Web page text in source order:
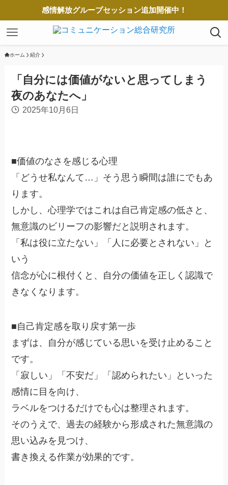
感情解放グループセッション追加開催中！
ホーム 紹介
「自分には価値がないと思ってしまう
夜のあなたへ」
2025年10月6日
■価値のなさを感じる心理
「どうせ私なんて…」そう思う瞬間は誰にでもあ
ります。
しかし、心理学ではこれは自己肯定感の低さと、
無意識のビリーフの影響だと説明されます。
「私は役に立たない」「人に必要とされない」と
いう
信念が心に根付くと、自分の価値を正しく認識で
きなくなります。
■自己肯定感を取り戻す第一歩
まずは、自分が感じている思いを受け止めること
です。
「寂しい」「不安だ」「認められたい」といった
感情に目を向け、
ラベルをつけるだけでも心は整理されます。
そのうえで、過去の経験から形成された無意識の
思い込みを見つけ、
書き換える作業が効果的です。